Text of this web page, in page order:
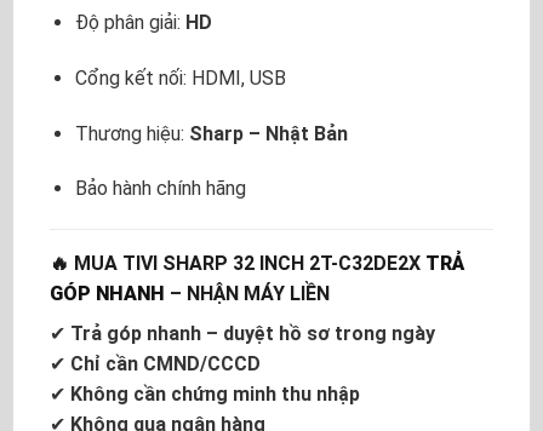
Độ phân giải: HD
Cổng kết nối: HDMI, USB
Thương hiệu: Sharp – Nhật Bản
Bảo hành chính hãng
🔥 MUA TIVI SHARP 32 INCH 2T-C32DE2X TRẢ
GÓP NHANH – NHẬN MÁY LIỀN
✔ Trả góp nhanh – duyệt hồ sơ trong ngày
✔ Chỉ cần CMND/CCCD
✔ Không cần chứng minh thu nhập
✔ Không qua ngân hàng